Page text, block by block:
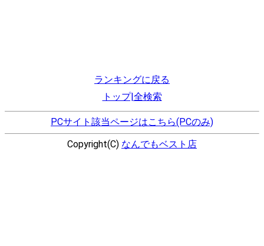
ランキングに戻る
トップ|全検索
PCサイト該当ページはこちら(PCのみ)
Copyright(C) なんでもベスト店